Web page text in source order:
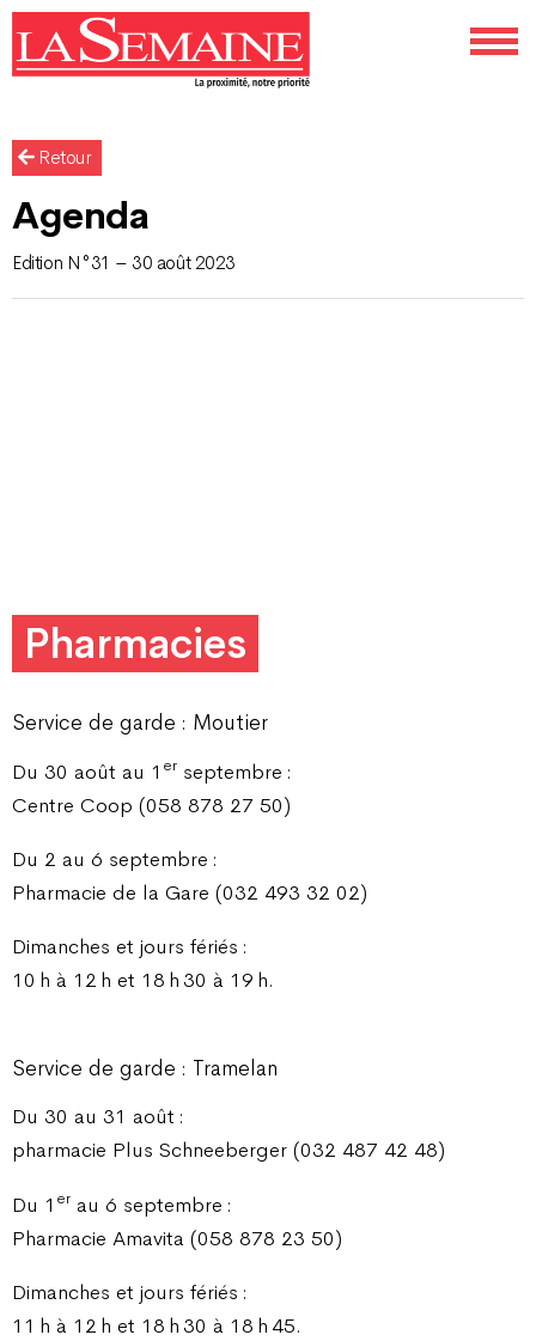
Retour
Agenda
Edition N°31 – 30 août 2023
Pharmacies
Service de garde : Moutier
Du 30 août au 1 er septembre :
Centre Coop (058 878 27 50)
Du 2 au 6 septembre :
Pharmacie de la Gare (032 493 32 02)
Dimanches et jours fériés :
10 h à 12 h et 18 h 30 à 19 h.
Service de garde : Tramelan
Du 30 au 31 août :
pharmacie Plus Schneeberger (032 487 42 48)
Du 1 er au 6 septembre :
Pharmacie Amavita (058 878 23 50)
Dimanches et jours fériés :
11 h à 12 h et 18 h 30 à 18 h 45.